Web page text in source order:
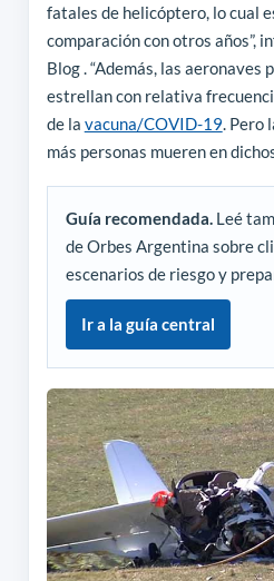
fatales de helicóptero, lo cual
comparación con otros años”,
Blog . “Además, las aeronaves
estrellan con relativa
de la vacuna/COVID-19. Pero
más personas mueren en
Guía recomendada.Leé
de Orbes Argentina sobre
escenarios de riesgo y
Ir a la guía central